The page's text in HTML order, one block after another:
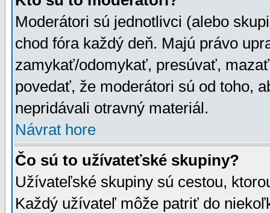
Moderátori sú jednotlivci (alebo
chod fóra každý deň. Majú právo
zamykať/odomykať, presúvať,
povedať, že moderátori sú od toho,
nepridávali otravný materiál.
Návrat hore
Čo sú to užívateťské skupiny?
Užívateľské skupiny sú cestou,
Každý užívateľ môže patriť do